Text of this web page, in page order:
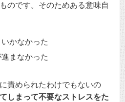
のです。そのためある意味自
かなかった
まなかった
責められたわけでもないの
しまって不要なストレスをた